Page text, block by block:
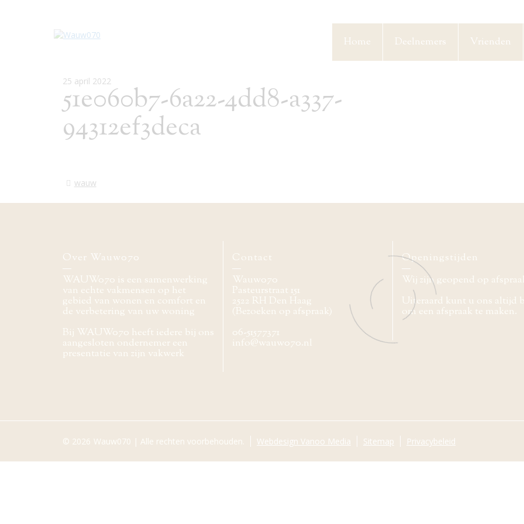
Home Deelnemers Vrienden
25 april 2022
51e060b7-6a22-4dd8-a337-
94312ef3deca
wauw
Over Wauw070
WAUW070 is een samenwerking
van echte vakmensen op het
gebied van wonen en comfort en
de verbetering van uw woning
Bij WAUW070 heeft iedere bij ons
aangesloten ondernemer een
presentatie van zijn vakwerk
Contact
Wauw070
Pasteurstraat 151
2522 RH Den Haag
(Bezoeken op afspraak)
06-51577371
info@wauw070.nl
Openingstijden
Wij zijn geopend op
Uiteraard kunt u ons altijd
om een afspraak te maken.
© 2026 Wauw070 | Alle rechten voorbehouden. Webdesign Vanoo Media Sitemap Privacybeleid